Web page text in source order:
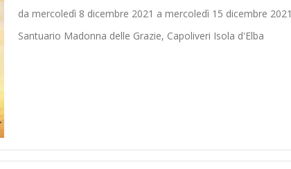
da mercoledì 8 dicembre 2021 a mercoledì 15 dicembre 2021
Santuario Madonna delle Grazie, Capoliveri Isola d'Elba